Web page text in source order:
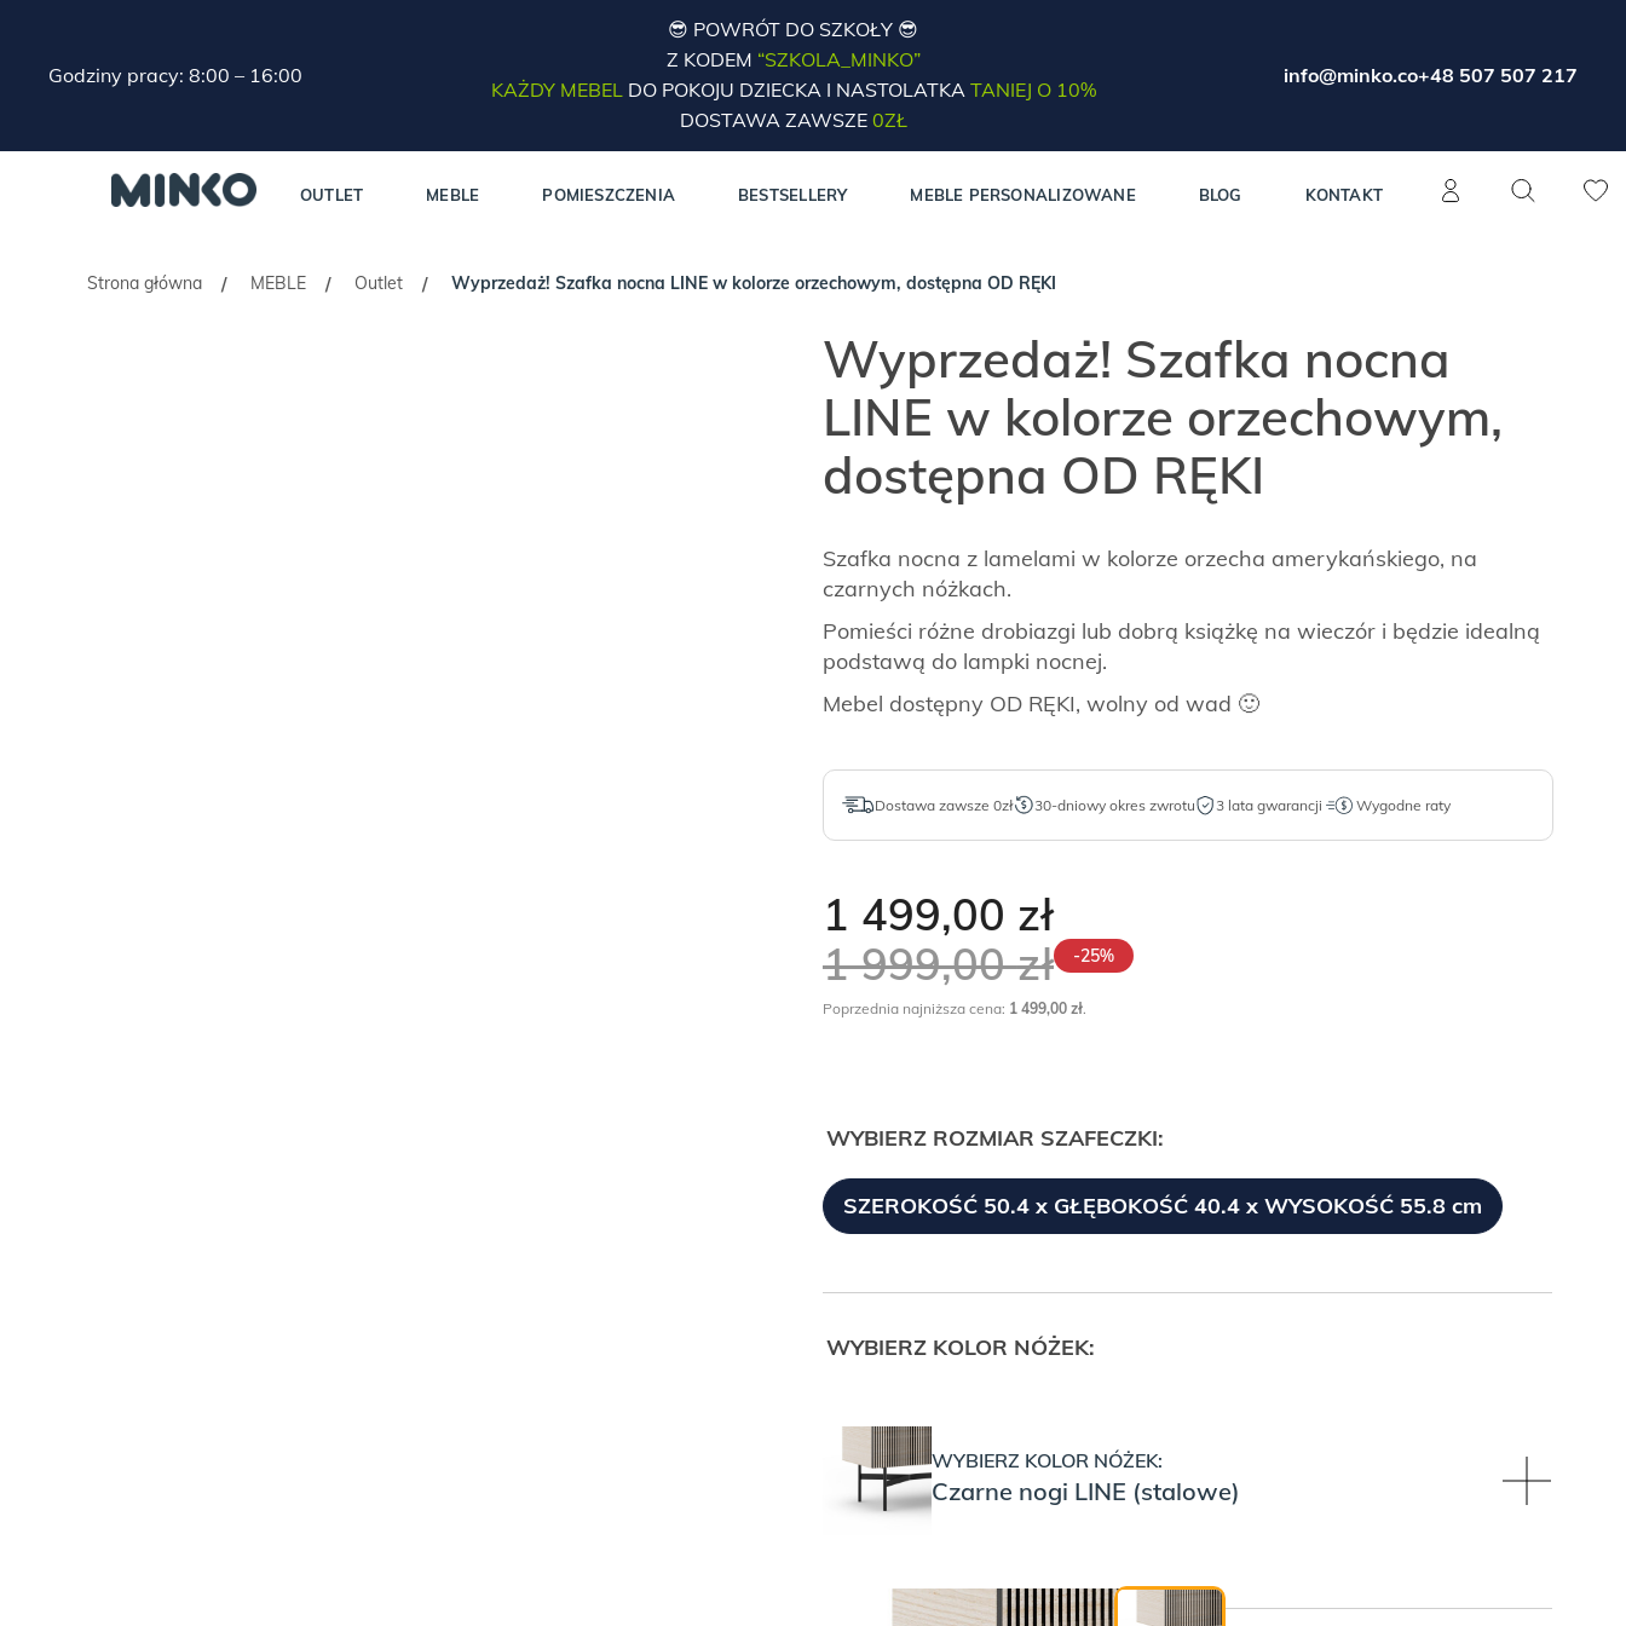
Godziny pracy: 8:00 – 16:00
😎 POWRÓT DO SZKOŁY 😎
Z KODEM “SZKOLA_MINKO”
KAŻDY MEBELDO POKOJU DZIECKA I NASTOLATKATANIEJ O 10%
DOSTAWA ZAWSZE 0ZŁ
info@minko.co+48 507 507 217
OUTLET MEBLE POMIESZCZENIA BESTSELLERY MEBLE PERSONALIZOWANE BLOG KONTAKT
Strona główna / MEBLE / Outlet / Wyprzedaż! Szafka nocna LINE w kolorze orzechowym, dostępna OD RĘKI
Wyprzedaż! Szafka nocna
LINE w kolorze orzechowym,
dostępna OD RĘKI
Szafka nocna z lamelami w kolorze orzecha amerykańskiego, na
czarnych nóżkach.
Pomieści różne drobiazgi lub dobrą książkę na wieczór i będzie idealną
podstawą do lampki nocnej.
Mebel dostępny OD RĘKI, wolny od wad 🙂
Dostawa zawsze 0zł 30-dniowy okres zwrotu 3 lata gwarancji Wygodne raty
1 499,00 zł
1 999,00zł -25%
Poprzednia najniższa cena: 1 499,00 zł.
WYBIERZ ROZMIAR SZAFECZKI:
SZEROKOŚĆ 50.4 x GŁĘBOKOŚĆ 40.4 x WYSOKOŚĆ 55.8 cm
WYBIERZ KOLOR NÓŻEK:
WYBIERZ KOLOR NÓŻEK:
Czarne nogi LINE (stalowe)